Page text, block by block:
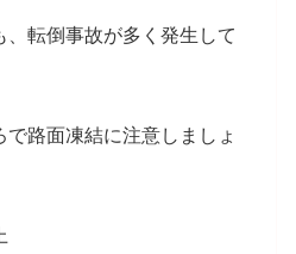
転倒事故が多く発生して
路面凍結に注意しましょ